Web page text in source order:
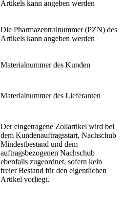
Artikels kann angeben werden
Die Pharmazentralnummer (PZN) des
Artikels kann angeben werden
Materialnummer des Kunden
Materialnummer des Lieferanten
Der eingetragene Zollartikel wird bei
dem Kundenauftragsstart, Nachschub
Mindestbestand und dem
auftragsbezogenen Nachschub
ebenfalls zugeordnet, sofern kein
freier Bestand für den eigentlichen
Artikel vorliegt.